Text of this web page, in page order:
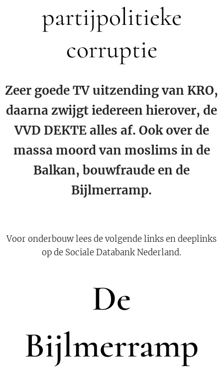
partijpolitieke
corruptie
Zeer goede TV uitzending van KRO,
daarna zwijgt iedereen hierover, de
VVD DEKTE alles af. Ook over de
massa moord van moslims in de
Balkan, bouwfraude en de
Bijlmerramp.
Voor onderbouw lees de volgende links en deeplinks
op de Sociale Databank Nederland.
De
Bijlmerramp